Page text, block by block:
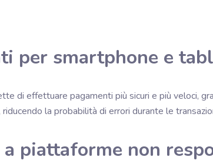
per smartphone e
di effettuare pagamenti più sicuri e più veloci,
la probabilità di errori durante le
piattaforme non